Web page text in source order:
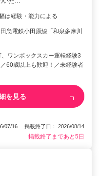
経験・能力による
急電鉄小田原線「和泉多摩川
ワンボックスカー運転経験3
60歳以上も歓迎！／未経験者
を見る
07/16 掲載終了日： 2026/08/14
掲載終了まであと5日